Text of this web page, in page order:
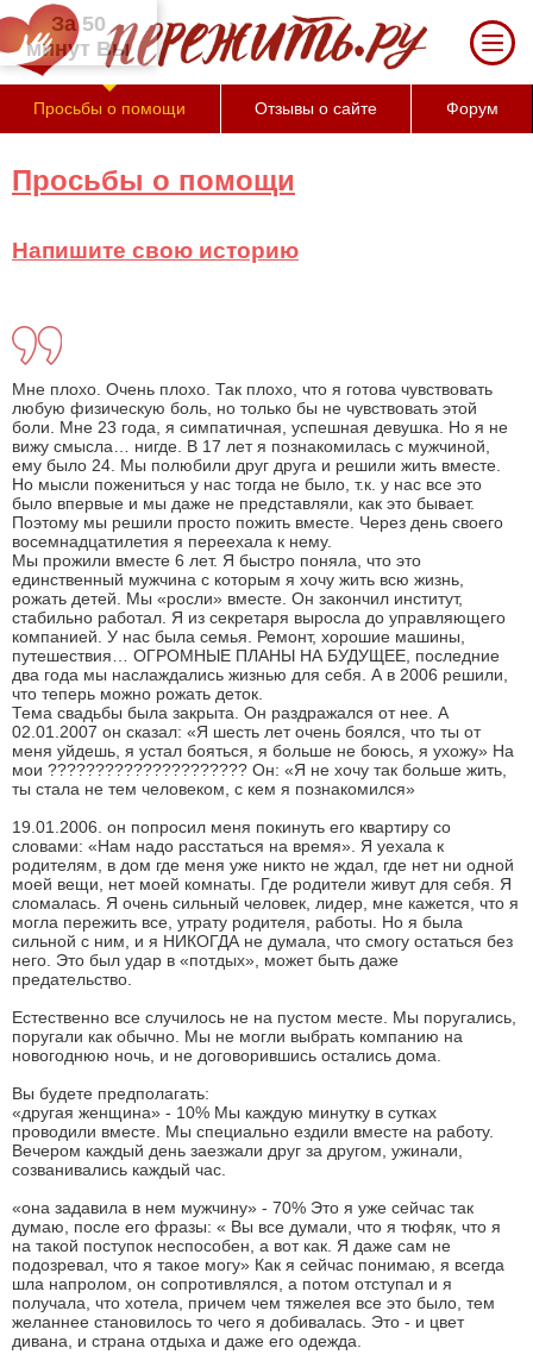
За 50 минут Вы можете оценить тяжесть
своего состояния и его психологические
причины (бесплатно)
Просьбы о помощи Отзывы о сайте Форум
Просьбы о помощи
Напишите свою историю
Мне плохо. Очень плохо. Так плохо, что я готова чувствовать
любую физическую боль, но только бы не чувствовать этой
боли. Мне 23 года, я симпатичная, успешная девушка. Но я не
вижу смысла… нигде. В 17 лет я познакомилась с мужчиной,
ему было 24. Мы полюбили друг друга и решили жить вместе.
Но мысли пожениться у нас тогда не было, т.к. у нас все это
было впервые и мы даже не представляли, как это бывает.
Поэтому мы решили просто пожить вместе. Через день своего
восемнадцатилетия я переехала к нему.
Мы прожили вместе 6 лет. Я быстро поняла, что это
единственный мужчина с которым я хочу жить всю жизнь,
рожать детей. Мы «росли» вместе. Он закончил институт,
стабильно работал. Я из секретаря выросла до управляющего
компанией. У нас была семья. Ремонт, хорошие машины,
путешествия… ОГРОМНЫЕ ПЛАНЫ НА БУДУЩЕЕ, последние
два года мы наслаждались жизнью для себя. А в 2006 решили,
что теперь можно рожать деток.
Тема свадьбы была закрыта. Он раздражался от нее. А
02.01.2007 он сказал: «Я шесть лет очень боялся, что ты от
меня уйдешь, я устал бояться, я больше не боюсь, я ухожу» На
мои ????????????????????? Он: «Я не хочу так больше жить,
ты стала не тем человеком, с кем я познакомился»
19.01.2006. он попросил меня покинуть его квартиру со
словами: «Нам надо расстаться на время». Я уехала к
родителям, в дом где меня уже никто не ждал, где нет ни одной
моей вещи, нет моей комнаты. Где родители живут для себя. Я
сломалась. Я очень сильный человек, лидер, мне кажется, что я
могла пережить все, утрату родителя, работы. Но я была
сильной с ним, и я НИКОГДА не думала, что смогу остаться без
него. Это был удар в «потдых», может быть даже
предательство.
Естественно все случилось не на пустом месте. Мы поругались,
поругали как обычно. Мы не могли выбрать компанию на
новогоднюю ночь, и не договорившись остались дома.
Вы будете предполагать:
«другая женщина» - 10% Мы каждую минутку в сутках
проводили вместе. Мы специально ездили вместе на работу.
Вечером каждый день заезжали друг за другом, ужинали,
созванивались каждый час.
«она задавила в нем мужчину» - 70% Это я уже сейчас так
думаю, после его фразы: « Вы все думали, что я тюфяк, что я
на такой поступок неспособен, а вот как. Я даже сам не
подозревал, что я такое могу» Как я сейчас понимаю, я всегда
шла напролом, он сопротивлялся, а потом отступал и я
получала, что хотела, причем чем тяжелея все это было, тем
желаннее становилось то чего я добивалась. Это - и цвет
дивана, и страна отдыха и даже его одежда.